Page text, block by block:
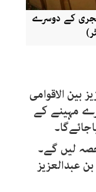
ہجری کے دوسرے
بین الاقوامی
مہینے کے
لیں گے۔
عبدالعزیز